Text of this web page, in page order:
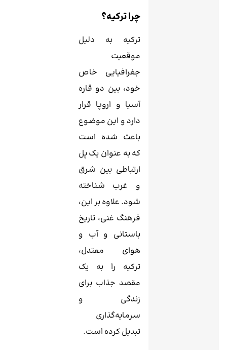
چرا ترکیه؟
ترکیه به دلیل
موقعیت
جغرافیایی خاص
خود، بین دو قاره
آسیا و اروپا قرار
دارد و این موضوع
باعث شده است
که به عنوان یک پل
ارتباطی بین شرق
و غرب شناخته
شود. علاوه بر این،
فرهنگ غنی، تاریخ
باستانی و آب و
هوای معتدل،
ترکیه را به یک
مقصد جذاب برای
زندگی و
سرمایه‌گذاری
تبدیل کرده است.